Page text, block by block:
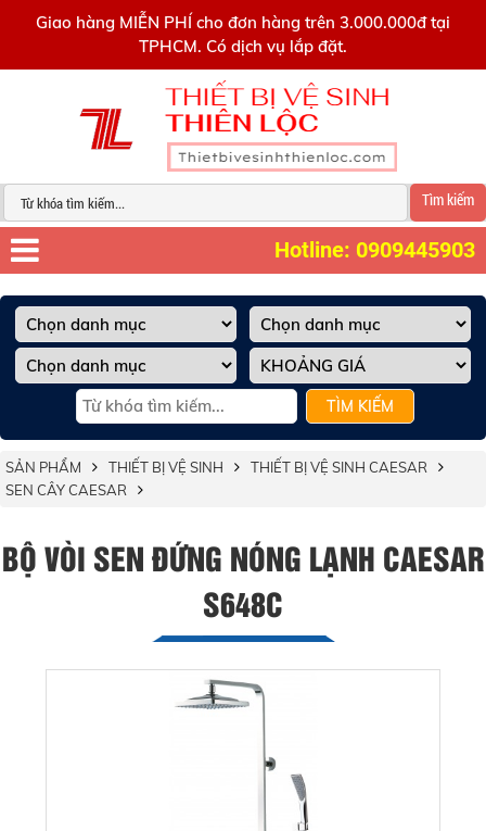
Giao hàng MIỄN PHÍ cho đơn hàng trên 3.000.000đ tại
TPHCM. Có dịch vụ lắp đặt.
Tìm kiếm
Hotline: 0909445903
TÌM KIẾM
SẢN PHẨM THIẾT BỊ VỆ SINH
THIẾT BỊ VỆ SINH CAESAR
SEN CÂY CAESAR
BỘ VÒI SEN ĐỨNG NÓNG LẠNH CAESAR
S648C
0909445903